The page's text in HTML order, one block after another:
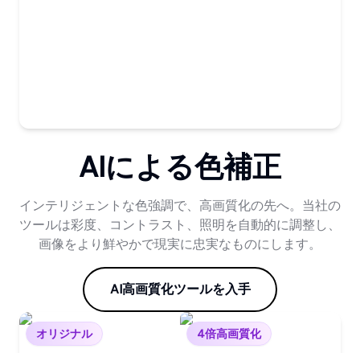
AIによる色補正
インテリジェントな色強調で、高画質化の先へ。当社の
ツールは彩度、コントラスト、照明を自動的に調整し、
画像をより鮮やかで現実に忠実なものにします。
AI高画質化ツールを入手
オリジナル 4倍高画質化